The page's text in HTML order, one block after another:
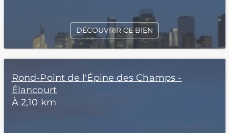
DÉCOUVRIR CE BIEN
Rond-Point de l'Épine des Champs -
Élancourt
À 2,10 km